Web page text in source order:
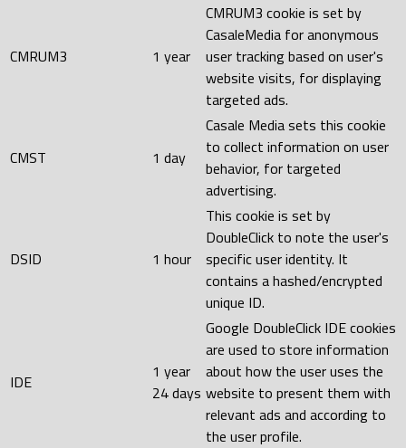
CMRUM3 1 year
CMRUM3 cookie is set by
CasaleMedia for anonymous
user tracking based on user's
website visits, for displaying
targeted ads.
CMST 1 day
Casale Media sets this cookie
to collect information on user
behavior, for targeted
advertising.
DSID 1 hour
This cookie is set by
DoubleClick to note the user's
specific user identity. It
contains a hashed/encrypted
unique ID.
IDE
1 year
24 days
Google DoubleClick IDE cookies
are used to store information
about how the user uses the
website to present them with
relevant ads and according to
the user profile.